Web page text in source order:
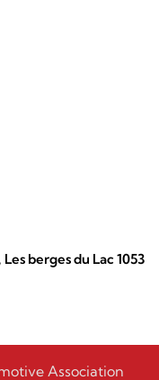
berges du Lac 1053
Association